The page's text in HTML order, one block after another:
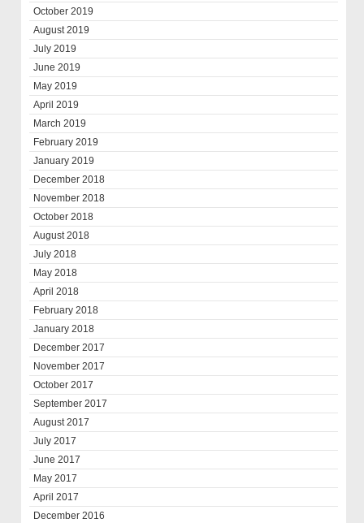
October 2019
August 2019
July 2019
June 2019
May 2019
April 2019
March 2019
February 2019
January 2019
December 2018
November 2018
October 2018
August 2018
July 2018
May 2018
April 2018
February 2018
January 2018
December 2017
November 2017
October 2017
September 2017
August 2017
July 2017
June 2017
May 2017
April 2017
December 2016